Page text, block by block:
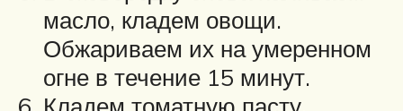
масло, кладем овощи.
Обжариваем их на умеренном
огне в течение 15 минут.